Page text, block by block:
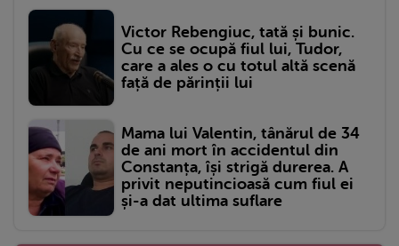
Victor Rebengiuc, tată și bunic.
Cu ce se ocupă fiul lui, Tudor,
care a ales o cu totul altă scenă
față de părinții lui
Mama lui Valentin, tânărul de 34
de ani mort în accidentul din
Constanța, își strigă durerea. A
privit neputincioasă cum fiul ei
și-a dat ultima suflare